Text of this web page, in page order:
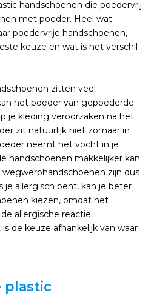
handschoenen die poedervrij
met poeder. Heel wat
poedervrije handschoenen,
keuze en wat is het verschil
zitten veel
het poeder van gepoederde
je kleding veroorzaken na het
zit natuurlijk niet zomaar in
neemt het vocht in je
handschoenen makkelijker kan
zijn dus
je allergisch bent, kan je beter
kiezen, omdat het
allergische reactie
de keuze afhankelijk van waar
plastic